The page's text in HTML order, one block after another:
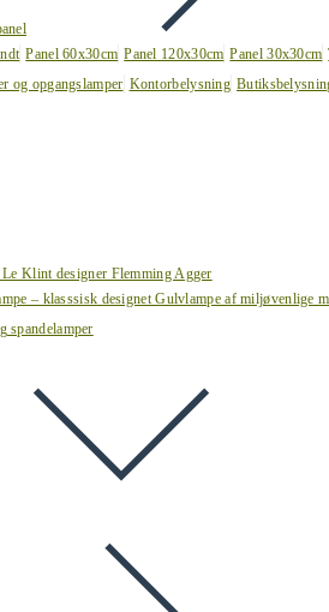
Panel 60x30cm Panel 120x30cm Panel 30x30cm
og opgangslamper Kontorbelysning
Le Klint designer Flemming Agger
– klasssisk designet Gulvlampe af miljøvenlige
spandelamper